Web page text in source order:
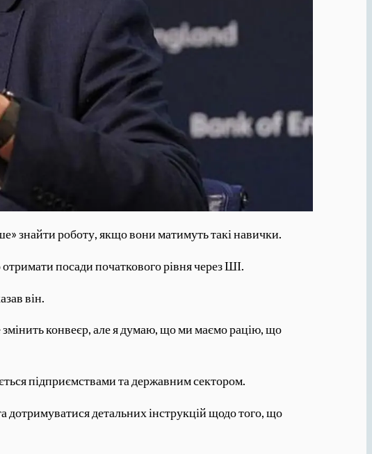
знайти роботу, якщо вони матимуть такі навички.
посади початкового рівня через ШІ.
він.
конвеєр, але я думаю, що ми маємо рацію, що
підприємствами та державним сектором.
дотримуватися детальних інструкцій щодо того, що